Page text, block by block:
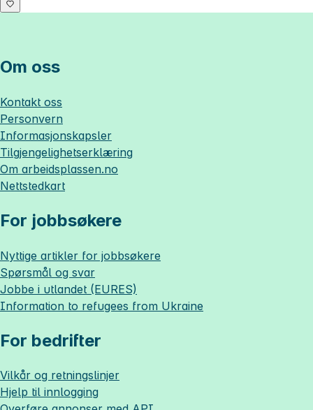
Om oss
Kontakt oss
Personvern
Informasjonskapsler
Tilgjengelighetserklæring
Om arbeidsplassen.no
Nettstedkart
For jobbsøkere
Nyttige artikler for jobbsøkere
Spørsmål og svar
Jobbe i utlandet (EURES)
Information to refugees from Ukraine
For bedrifter
Vilkår og retningslinjer
Hjelp til innlogging